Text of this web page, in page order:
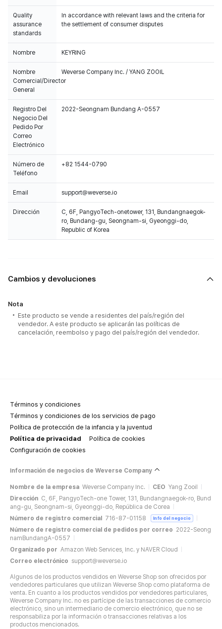
Quality
assurance
standards
In accordance with relevant laws and the criteria for
the settlement of consumer disputes
Nombre KEYRING
Nombre
Comercial/Director
General
Weverse Company Inc. / YANG ZOOIL
Registro Del
Negocio Del
Pedido Por
Correo
Electrónico
2022-Seongnam Bundang A-0557
Número de
Teléfono
+82 1544-0790
Email support@weverse.io
Dirección
C, 6F, PangyoTech-onetower, 131, Bundangnaegok-
ro, Bundang-gu, Seongnam-si, Gyeonggi-do,
Republic of Korea
Cambios y devoluciones
Nota
Este producto se vende a residentes del país/región del
vendedor. A este producto se aplicarán las políticas de
cancelación, reembolso y pago del país/región del vendedor.
Términos y condiciones
Términos y condiciones de los servicios de pago
Política de protección de la infancia y la juventud
Política de privacidad
Política de cookies
Configuración de cookies
Información de negocios de Weverse Company
Nombre de la empresa Weverse Company Inc. CEO Yang Zooil
Dirección C, 6F, PangyoTech-one Tower, 131, Bundangnaegok-ro, Bund
ang-gu, Seongnam-si, Gyeonggi-do, República de Corea
Número de registro comercial
716-87-01158 Info del negocio
Número de registro comercial de pedidos por correo 2022-Seong
namBundangA-0557
Organizado por Amazon Web Services, Inc. y NAVER Cloud
Correo electrónico support@weverse.io
Algunos de los productos vendidos en Weverse Shop son ofrecidos por
vendedores particulares que utilizan Weverse Shop como plataforma de
venta. En cuanto a los productos vendidos por vendedores particulares,
Weverse Company Inc. no es partícipe de las transacciones de comercio
electrónico, sino un intermediario de comercio electrónico, que no se
responsabiliza por la información o transacciones relativas a los
productos mencionados.